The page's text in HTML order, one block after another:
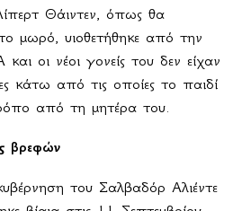
Θάιντεν, όπως θα
μωρό, υιοθετήθηκε από την
οι νέοι γονείς του δεν είχαν
κάτω από τις οποίες το παιδί
από τη μητέρα του.
βρεφών
του Σαλβαδόρ Αλιέντε